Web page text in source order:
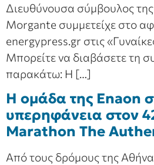
Διευθύνουσα σύμβουλος
Morgante συμμετείχε στο
energypress.gr στις
Μπορείτε να διαβάσετε τη
παρακάτω: Η […]
Η oμάδα της Enaon
υπερηφάνεια στον
Marathon The
Από τους δρόμους της